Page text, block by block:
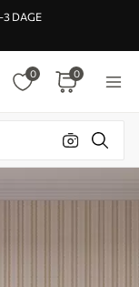
DAGE
0 0